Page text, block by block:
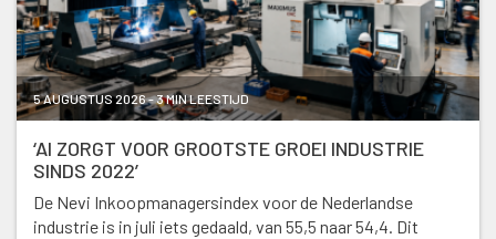
5 AUGUSTUS 2026 - 3 MIN LEESTIJD
‘AI ZORGT VOOR GROOTSTE GROEI INDUSTRIE
SINDS 2022’
De Nevi Inkoopmanagersindex voor de Nederlandse
industrie is in juli iets gedaald, van 55,5 naar 54,4. Dit